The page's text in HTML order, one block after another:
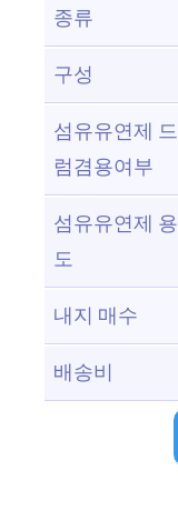
종류
구성
섬유유연제 드
럼겸용여부
섬유유연제 용
도
내지 매수
배송비